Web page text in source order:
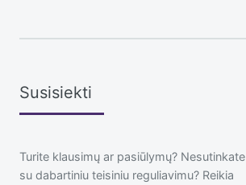
Susisiekti
Turite klausimų ar pasiūlymų? Nesutinkate
su dabartiniu teisiniu reguliavimu? Reikia